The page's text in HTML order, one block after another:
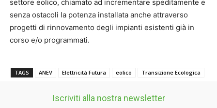
settore eolico, chiamato ad incrementare speditamente e
senza ostacoli la potenza installata anche attraverso
progetti di rinnovamento degli impianti esistenti già in
corso e/o programmati.
TAGS ANEV Elettricità Futura eolico Transizione Ecologica
Iscriviti alla nostra newsletter